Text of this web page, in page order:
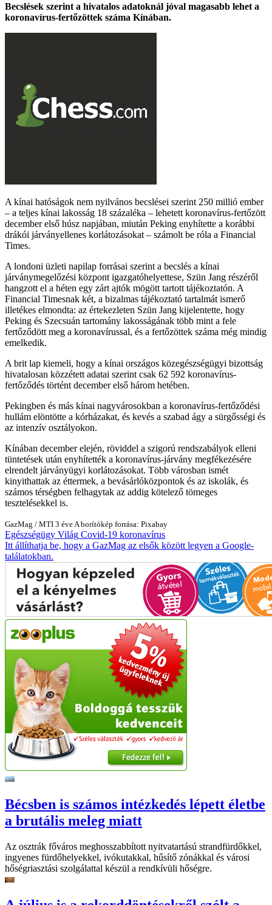
Becslések szerint a hivatalos adatoknál jóval magasabb lehet a
koronavírus-fertőzöttek száma Kínában.
A kínai hatóságok nem nyilvános becslései szerint 250 millió ember
– a teljes kínai lakosság 18 százaléka – lehetett koronavírus-fertőzött
december első húsz napjában, miután Peking enyhítette a korábbi
drákói járványellenes korlátozásokat – számolt be róla a Financial
Times.
A londoni üzleti napilap forrásai szerint a becslés a kínai
járványmegelőzési központ igazgatóhelyettese, Szün Jang részéről
hangzott el a héten egy zárt ajtók mögött tartott tájékoztatón. A
Financial Timesnak két, a bizalmas tájékoztató tartalmát ismerő
illetékes elmondta: az értekezleten Szün Jang kijelentette, hogy
Peking és Szecsuán tartomány lakosságának több mint a fele
fertőződött meg a koronavírussal, és a fertőzöttek száma még mindig
emelkedik.
A brit lap kiemeli, hogy a kínai országos közegészségügyi bizottság
hivatalosan közzétett adatai szerint csak 62 592 koronavírus-
fertőződés történt december első három hetében.
Pekingben és más kínai nagyvárosokban a koronavírus-fertőződési
hullám elöntötte a kórházakat, és kevés a szabad ágy a sürgősségi és
az intenzív osztályokon.
Kínában december elején, röviddel a szigorú rendszabályok elleni
tüntetések után enyhítették a koronavírus-járvány megfékezésére
elrendelt járványügyi korlátozásokat. Több városban ismét
kinyithattak az éttermek, a bevásárlóközpontok és az iskolák, és
számos térségben felhagytak az addig kötelező tömeges
tesztelésekkel is.
GazMag / MTI 3 éve A borítókép forrása: Pixabay
Egészségügy Világ Covid-19 koronavírus
Itt állíthatja be, hogy a GazMag az elsők között legyen a Google-
találatokban.
Bécsben is számos intézkedés lépett életbe
a brutális meleg miatt
Az osztrák főváros meghosszabbított nyitvatartású strandfürdőkkel,
ingyenes fürdőhelyekkel, ivókutakkal, hűsítő zónákkal és városi
hőségriasztási szolgálattal készül a rendkívüli hőségre.